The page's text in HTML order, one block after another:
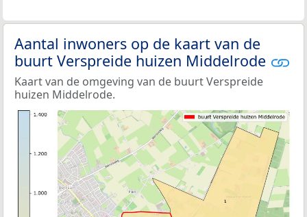
Aantal inwoners op de kaart van de
buurt Verspreide huizen Middelrode
Kaart van de omgeving van de buurt Verspreide
huizen Middelrode.